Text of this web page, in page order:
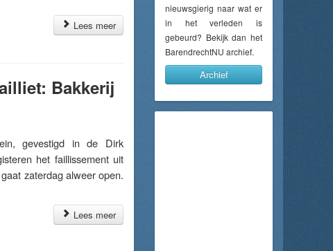
Lees meer
Bakkerij
gevestigd in de Dirk
het faillissement uit
zaterdag alweer open.
Lees meer
nieuwsgierig naar wat er
in het verleden is
gebeurd? Bekijk dan het
BarendrechtNU archief.
Archief